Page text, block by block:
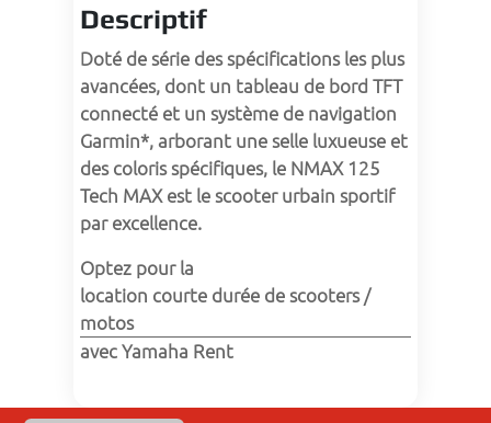
Descriptif
Doté de série des spécifications les plus
avancées, dont un tableau de bord TFT
connecté et un système de navigation
Garmin*, arborant une selle luxueuse et
des coloris spécifiques, le NMAX 125
Tech MAX est le scooter urbain sportif
par excellence.
Optez pour la
location courte durée de scooters /
motos
avec Yamaha Rent